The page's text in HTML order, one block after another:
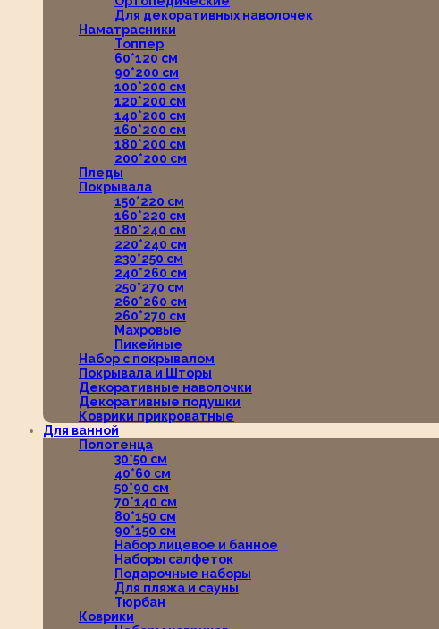
Для декоративных наволочек
Наматрасники
Топпер
60*120 см
90*200 см
100*200 см
120*200 см
140*200 см
160*200 см
180*200 см
200*200 см
Пледы
Покрывала
150*220 см
160*220 см
180*240 см
220*240 см
230*250 см
240*260 см
250*270 см
260*260 см
260*270 см
Махровые
Пикейные
Набор с покрывалом
Покрывала и Шторы
Декоративные наволочки
Декоративные подушки
Коврики прикроватные
Для ванной
Полотенца
30*50 см
40*60 см
50*90 см
70*140 см
80*150 см
90*150 см
Набор лицевое и банное
Наборы салфеток
Подарочные наборы
Для пляжа и сауны
Тюрбан
Коврики